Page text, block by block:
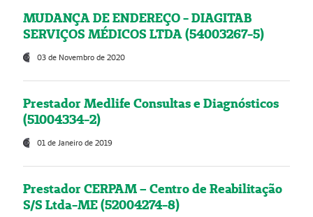
MUDANÇA DE ENDEREÇO - DIAGITAB
SERVIÇOS MÉDICOS LTDA (54003267-5)
03 de Novembro de 2020
Prestador Medlife Consultas e Diagnósticos
(51004334-2)
01 de Janeiro de 2019
Prestador CERPAM – Centro de Reabilitação
S/S Ltda-ME (52004274-8)